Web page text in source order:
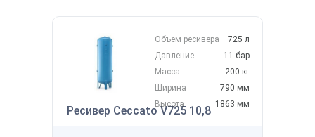
Ресивер Ceccato V725 10,8
Объем ресивера
725 л
Давление
11 бар
Масса
200 кг
Ширина
790 мм
Высота
1863 мм
Получить
Давление12 бар
Мощность7,5 кВт
Напряжение
Рассчитать стоимость доставки
Купить Получить скидку
Добавить в избранное